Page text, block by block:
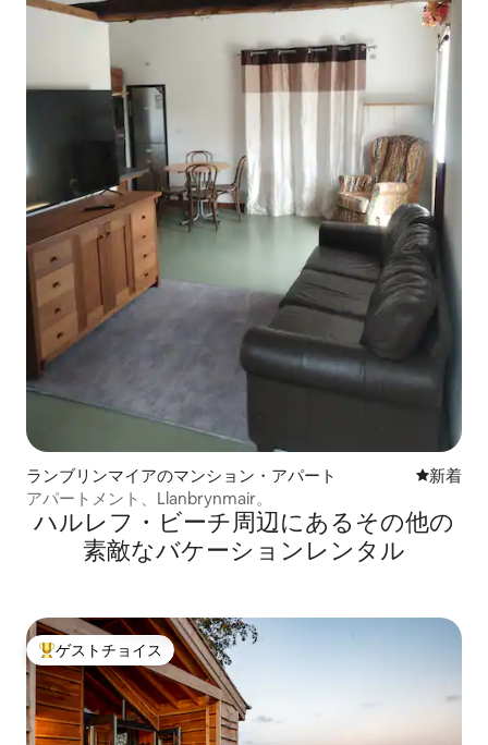
ランブリンマイアのマンション・アパート 新しい宿
新着
アパートメント、Llanbrynmair。
ハルレフ・ビーチ⁠周⁠辺⁠に⁠あ⁠るそ⁠の⁠他⁠の
素⁠敵⁠なバ⁠ケ⁠ー⁠シ⁠ョ⁠ン⁠レ⁠ン⁠タ⁠ル
大好評のゲストチョイスです。
ゲストチョイス